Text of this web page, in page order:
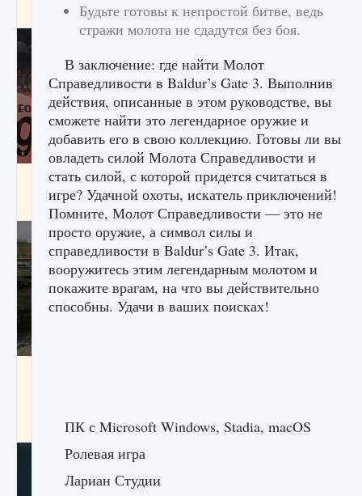
9 августа 2024 2 096 0 2
Входят ли «Милан» и «Интер» в EA FC 25
9 августа 2024 2 064 0 1
9 августа 2024 1 945 0
Будьте готовы к непростой битве, ведь
стражи молота не сдадутся без боя.
В заключение: где найти Молот
Справедливости в Baldur’s Gate 3. Выполнив
действия, описанные в этом руководстве, вы
сможете найти это легендарное оружие и
добавить его в свою коллекцию. Готовы ли вы
овладеть силой Молота Справедливости и
стать силой, с которой придется считаться в
игре? Удачной охоты, искатель приключений!
Помните, Молот Справедливости — это не
просто оружие, а символ силы и
справедливости в Baldur’s Gate 3. Итак,
вооружитесь этим легендарным молотом и
покажите врагам, на что вы действительно
способны. Удачи в ваших поисках!
ПК с Microsoft Windows, Stadia, macOS
Ролевая игра
Лариан Студии